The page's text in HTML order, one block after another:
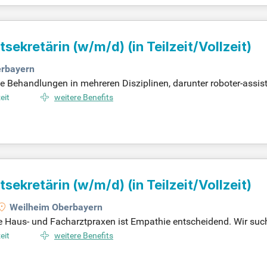
(w/m/d) (in Teilzeit/Vollzeit)
in mehreren Disziplinen, darunter roboter-
SOGESUND, das fachärztliche Praxen, ein ambulantes
als auch in Vollzeit verfügbar. Ihre Hauptaufgaben
weitere Benefits
(w/m/d) (in Teilzeit/Vollzeit)
Weilheim Oberbayern
und Facharztpraxen ist Empathie entscheidend. Wir
Ihre Stärken zeichnen Sie durch Flexibilität und
Herrn CA Dr. Sebastian Mühle unter Tel. 08861/215-
weitere Benefits